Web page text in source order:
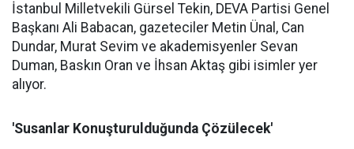
İstanbul Milletvekili Gürsel Tekin, DEVA Partisi Genel
Başkanı Ali Babacan, gazeteciler Metin Ünal, Can
Dundar, Murat Sevim ve akademisyenler Sevan
Duman, Baskın Oran ve İhsan Aktaş gibi isimler yer
alıyor.
'Susanlar Konuşturulduğunda Çözülecek'